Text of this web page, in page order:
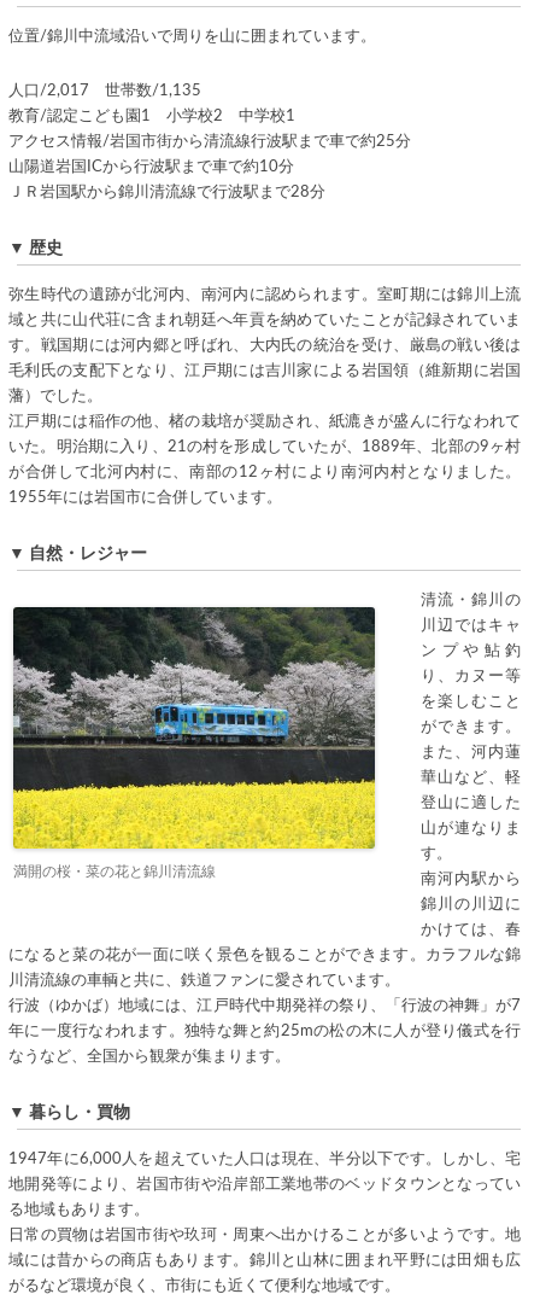
位置/錦川中流域沿いで周りを山に囲まれています。
人口/2,017 世帯数/1,135
教育/認定こども園1 小学校2 中学校1
アクセス情報/岩国市街から清流線行波駅まで車で約25分
山陽道岩国ICから行波駅まで車で約10分
ＪＲ岩国駅から錦川清流線で行波駅まで28分
▼ 歴史
弥生時代の遺跡が北河内、南河内に認められます。室町期には錦川上流
域と共に山代荘に含まれ朝廷へ年貢を納めていたことが記録されていま
す。戦国期には河内郷と呼ばれ、大内氏の統治を受け、厳島の戦い後は
毛利氏の支配下となり、江戸期には吉川家による岩国領（維新期に岩国
藩）でした。
江戸期には稲作の他、楮の栽培が奨励され、紙漉きが盛んに行なわれて
いた。明治期に入り、21の村を形成していたが、1889年、北部の9ヶ村
が合併して北河内村に、南部の12ヶ村により南河内村となりました。
1955年には岩国市に合併しています。
▼ 自然・レジャー
満開の桜・菜の花と錦川清流線
清流・錦川の
川辺ではキャ
ンプや鮎釣
り、カヌー等
を楽しむこと
ができます。
また、河内蓮
華山など、軽
登山に適した
山が連なりま
す。
南河内駅から
錦川の川辺に
かけては、春
になると菜の花が一面に咲く景色を観ることができます。カラフルな錦
川清流線の車輌と共に、鉄道ファンに愛されています。
行波（ゆかば）地域には、江戸時代中期発祥の祭り、「行波の神舞」が7
年に一度行なわれます。独特な舞と約25mの松の木に人が登り儀式を行
なうなど、全国から観衆が集まります。
▼ 暮らし・買物
1947年に6,000人を超えていた人口は現在、半分以下です。しかし、宅
地開発等により、岩国市街や沿岸部工業地帯のベッドタウンとなってい
る地域もあります。
日常の買物は岩国市街や玖珂・周東へ出かけることが多いようです。地
域には昔からの商店もあります。錦川と山林に囲まれ平野には田畑も広
がるなど環境が良く、市街にも近くて便利な地域です。